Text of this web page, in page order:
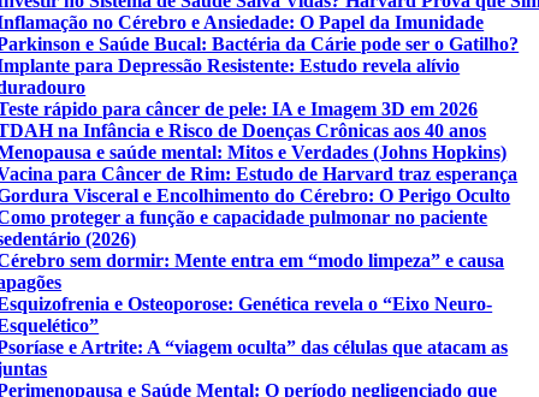
no Cérebro e Ansiedade: O Papel da Imunidade
e Saúde Bucal: Bactéria da Cárie pode ser o Gatilho?
para Depressão Resistente: Estudo revela alívio
rápido para câncer de pele: IA e Imagem 3D em 2026
na Infância e Risco de Doenças Crônicas aos 40 anos
e saúde mental: Mitos e Verdades (Johns Hopkins)
para Câncer de Rim: Estudo de Harvard traz esperança
Visceral e Encolhimento do Cérebro: O Perigo Oculto
proteger a função e capacidade pulmonar no paciente
(2026)
sem dormir: Mente entra em “modo limpeza” e causa
e Osteoporose: Genética revela o “Eixo Neuro-
e Artrite: A “viagem oculta” das células que atacam as
e Saúde Mental: O período negligenciado que